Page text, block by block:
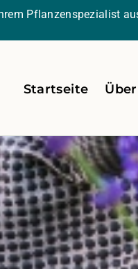
Pflanzenspezialist
Startseite